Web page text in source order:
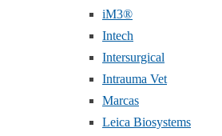
iM3®️
Intech
Intersurgical
Intrauma Vet
Marcas
Leica Biosystems